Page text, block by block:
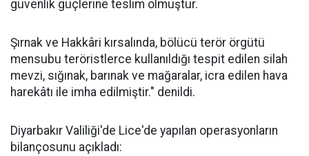
güvenlik güçlerine teslim olmuştur.
Şırnak ve Hakkâri kırsalında, bölücü terör örgütü
mensubu teröristlerce kullanıldığı tespit edilen silah
mevzi, sığınak, barınak ve mağaralar, icra edilen hava
harekâtı ile imha edilmiştir." denildi.
Diyarbakır Valiliği'de Lice'de yapılan operasyonların
bilançosunu açıkladı: